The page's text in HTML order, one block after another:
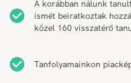
A korábban nálunk
ismét beiratkoztak
közel 160 visszatérő
Tanfolyamainkon